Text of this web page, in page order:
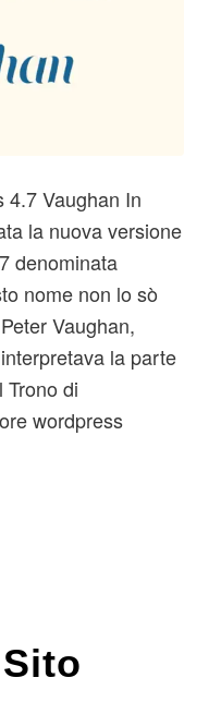
4.7 Vaughan In
la nuova versione
denominata
nome non lo sò
Vaughan,
la parte
Trono di
wordpress